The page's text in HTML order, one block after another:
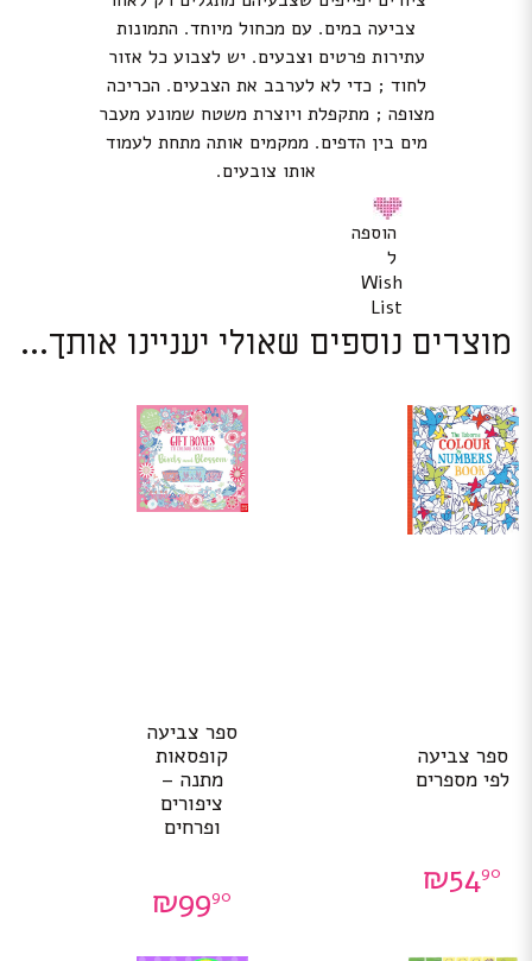
צביעה במים. עם מכחול מיוחד. התמונות
עתירות פרטים וצבעים. יש לצבוע כל אזור
לחוד ; כדי לא לערבב את הצבעים. הכריכה
מצופה ; מתקפלת ויוצרת משטח שמונע מעבר
מים בין הדפים. ממקמים אותה מתחת לעמוד
אותו צובעים.
הוספה
ל
Wish
List
מוצרים נוספים שאולי יעניינו אותך...
ספר צביעה
לפי מספרים
₪5490
ספר צביעה
קופסאות
מתנה –
ציפורים
ופרחים
₪9990